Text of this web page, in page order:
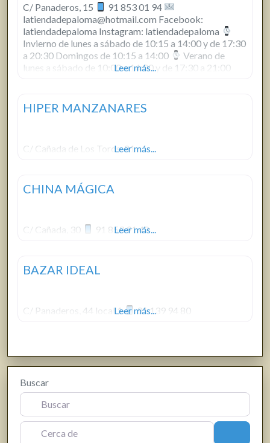
C/ Panaderos, 15
91 853 01 94
latiendadepaloma@hotmail.com Facebook:
latiendadepaloma Instagram: latiendadepaloma
Invierno de lunes a sábado de 10:15 a 14:00 y de 17:30
a 20:30 Domingos de 10:15 a 14:00
Verano de
lunes a sábado de 10:00 a 14:00 y de 17:30 a 21:00
Leer más...
HIPER MANZANARES
C/ Cañada de Los Toros, 21
Leer más...
CHINA MÁGICA
C/ Cañada, 30 91 853 91 42
Leer más...
BAZAR IDEAL
C/ Panaderos, 44 local 1 91 139 94 80
Leer más...
Buscar
Cerca de